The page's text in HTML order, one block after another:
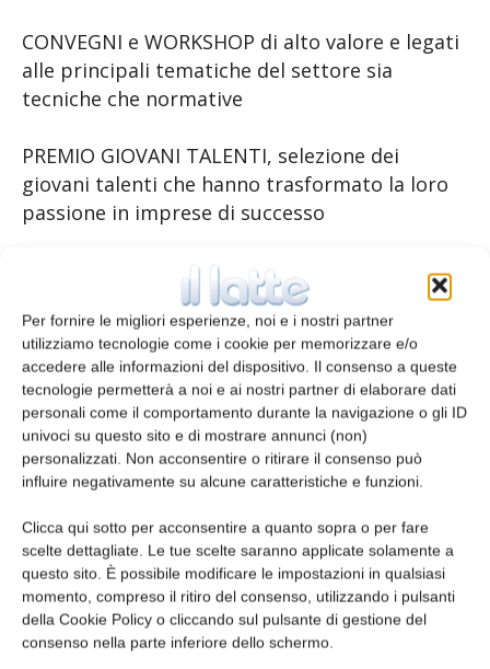
Per fornire le migliori esperienze, noi e i nostri partner
utilizziamo tecnologie come i cookie per memorizzare e/o
accedere alle informazioni del dispositivo. Il consenso a queste
tecnologie permetterà a noi e ai nostri partner di elaborare dati
personali come il comportamento durante la navigazione o gli ID
univoci su questo sito e di mostrare annunci (non)
personalizzati. Non acconsentire o ritirare il consenso può
influire negativamente su alcune caratteristiche e funzioni.
Clicca qui sotto per acconsentire a quanto sopra o per fare
scelte dettagliate. Le tue scelte saranno applicate solamente a
questo sito. È possibile modificare le impostazioni in qualsiasi
momento, compreso il ritiro del consenso, utilizzando i pulsanti
della Cookie Policy o cliccando sul pulsante di gestione del
consenso nella parte inferiore dello schermo.
CONVEGNI e WORKSHOP di alto valore e legati
alle principali tematiche del settore sia
tecniche che normative
PREMIO GIOVANI TALENTI, selezione dei
giovani talenti che hanno trasformato la loro
passione in imprese di successo
AGGIORNAMENTO
Senaf, il Gruppo Tecniche Nuove e
Confindustria Bari-Bat hanno deciso di
convertire Innova Food Tech,
l’appuntamento B2B dedicato al settore
delle tecnologie della filiera alimentare e
delle bevande, in un’edizione Zero –
virtuale il 27 novembre 2020. Per non far
venire meno la creazione di valore
aggiunto per il mercato, Senaf annuncia
già le date dell’edizione fisica barese: 25-
27 novembre 2021.